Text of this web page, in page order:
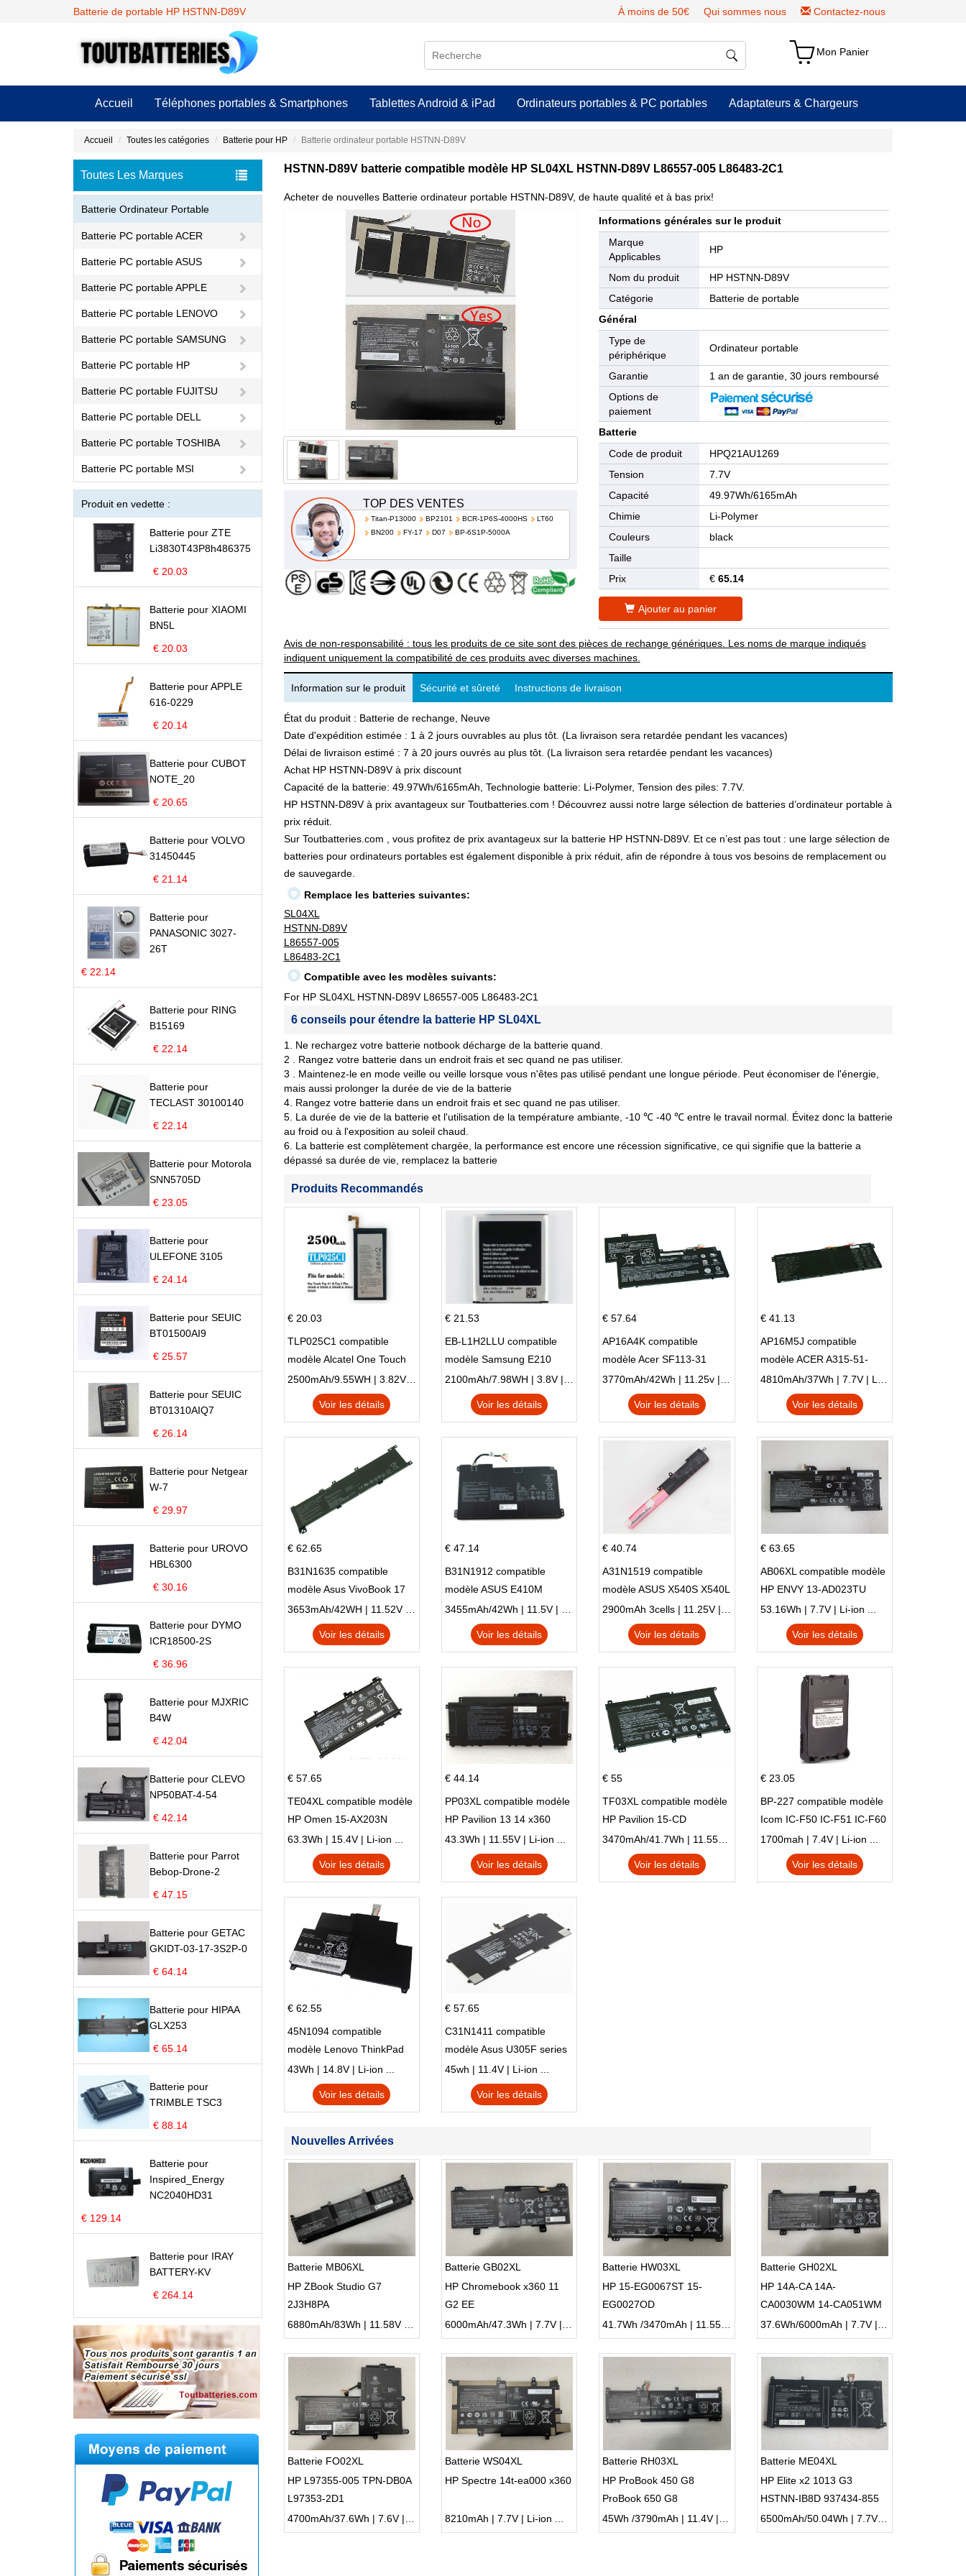
Batterie de portable HP HSTNN-D89V À moins de 50€ Qui sommes nous Contactez-nous
Mon Panier
Accueil Téléphones portables & Smartphones Tablettes Android & iPad Ordinateurs portables & PC portables Adaptateurs & Chargeurs
Accueil Toutes les catégories Batterie pour HP Batterie ordinateur portable HSTNN-D89V
Toutes Les Marques
Batterie Ordinateur Portable
Batterie PC portable ACER
Batterie PC portable ASUS
Batterie PC portable APPLE
Batterie PC portable LENOVO
Batterie PC portable SAMSUNG
Batterie PC portable HP
Batterie PC portable FUJITSU
Batterie PC portable DELL
Batterie PC portable TOSHIBA
Batterie PC portable MSI
Produit en vedette :
Batterie pour ZTE
Li3830T43P8h486375
€ 20.03
Batterie pour XIAOMI
BN5L
€ 20.03
Batterie pour APPLE
616-0229
€ 20.14
Batterie pour CUBOT
NOTE_20
€ 20.65
Batterie pour VOLVO
31450445
€ 21.14
Batterie pour
PANASONIC 3027-
26T
€ 22.14
Batterie pour RING
B15169
€ 22.14
Batterie pour
TECLAST 30100140
€ 22.14
Batterie pour Motorola
SNN5705D
€ 23.05
Batterie pour
ULEFONE 3105
€ 24.14
Batterie pour SEUIC
BT01500AI9
€ 25.57
Batterie pour SEUIC
BT01310AIQ7
€ 26.14
Batterie pour Netgear
W-7
€ 29.97
Batterie pour UROVO
HBL6300
€ 30.16
Batterie pour DYMO
ICR18500-2S
€ 36.96
Batterie pour MJXRIC
B4W
€ 42.04
Batterie pour CLEVO
NP50BAT-4-54
€ 42.14
Batterie pour Parrot
Bebop-Drone-2
€ 47.15
Batterie pour GETAC
GKIDT-03-17-3S2P-0
€ 64.14
Batterie pour HIPAA
GLX253
€ 65.14
Batterie pour
TRIMBLE TSC3
€ 88.14
Batterie pour
Inspired_Energy
NC2040HD31
€ 129.14
Batterie pour IRAY
BATTERY-KV
€ 264.14
HSTNN-D89V batterie compatible modèle HP SL04XL HSTNN-D89V L86557-005 L86483-2C1
Acheter de nouvelles Batterie ordinateur portable HSTNN-D89V, de haute qualité et à bas prix!
TOP DES VENTES
Titan-P13000 BP2101 BCR-1P6S-4000HS
LT60
BN200
FY-17 D07 BP-6S1P-5000A
Informations générales sur le produit
Marque
Applicables
HP
Nom du produit
HP HSTNN-D89V
Catégorie
Batterie de portable
Général
Type de
périphérique
Ordinateur portable
Garantie
1 an de garantie, 30 jours remboursé
Options de
paiement
Batterie
Code de produit
HPQ21AU1269
Tension
7.7V
Capacité
49.97Wh/6165mAh
Chimie
Li-Polymer
Couleurs
black
Taille
Prix
€65.14
Ajouter au panier
Avis de non-responsabilité : tous les produits de ce site sont des pièces de rechange génériques. Les noms de marque indiqués
indiquent uniquement la compatibilité de ces produits avec diverses machines.
Information sur le produit Sécurité et sûreté Instructions de livraison
État du produit : Batterie de rechange, Neuve
Date d'expédition estimée : 1 à 2 jours ouvrables au plus tôt. (La livraison sera retardée pendant les vacances)
Délai de livraison estimé : 7 à 20 jours ouvrés au plus tôt. (La livraison sera retardée pendant les vacances)
Achat HP HSTNN-D89V à prix discount
Capacité de la batterie: 49.97Wh/6165mAh, Technologie batterie: Li-Polymer, Tension des piles: 7.7V.
HP HSTNN-D89V à prix avantageux sur Toutbatteries.com ! Découvrez aussi notre large sélection de batteries d’ordinateur portable à
prix réduit.
Sur Toutbatteries.com , vous profitez de prix avantageux sur la batterie HP HSTNN-D89V. Et ce n’est pas tout : une large sélection de
batteries pour ordinateurs portables est également disponible à prix réduit, afin de répondre à tous vos besoins de remplacement ou
de sauvegarde.
Remplace les batteries suivantes:
SL04XL
HSTNN-D89V
L86557-005
L86483-2C1
Compatible avec les modèles suivants:
For HP SL04XL HSTNN-D89V L86557-005 L86483-2C1
6 conseils pour étendre la batterie HP SL04XL
1. Ne rechargez votre batterie notbook décharge de la batterie quand.
2 . Rangez votre batterie dans un endroit frais et sec quand ne pas utiliser.
3 . Maintenez-le en mode veille ou veille lorsque vous n'êtes pas utilisé pendant une longue période. Peut économiser de l'énergie,
mais aussi prolonger la durée de vie de la batterie
4. Rangez votre batterie dans un endroit frais et sec quand ne pas utiliser.
5. La durée de vie de la batterie et l'utilisation de la température ambiante, -10 ℃ -40 ℃ entre le travail normal. Évitez donc la batterie
au froid ou à l'exposition au soleil chaud.
6. La batterie est complètement chargée, la performance est encore une récession significative, ce qui signifie que la batterie a
dépassé sa durée de vie, remplacez la batterie
Produits Recommandés
€ 20.03
TLP025C1 compatible
modèle Alcatel One Touch
Pop 4 Plus OT-5056D
2500mAh/9.55WH | 3.82V | Li-ion ...
Voir les détails
€ 21.53
EB-L1H2LLU compatible
modèle Samsung E210
E210K i939
Voir les détails
€ 57.64
AP16A4K compatible
modèle Acer SF113-31
AO1-132 NE132
Voir les détails
€ 41.13
AP16M5J compatible
modèle ACER A315-51-
51SL N17Q1 SERIES
Voir les détails
€ 62.65
B31N1635 compatible
modèle Asus VivoBook 17
X705NC X705UA X705UV
X705UN X705UD
Voir les détails
€ 47.14
B31N1912 compatible
modèle ASUS E410M
E410MA L410MA
Voir les détails
€ 40.74
A31N1519 compatible
modèle ASUS X540S X540L
X540LA-SI302 X540SA
X540S
Voir les détails
€ 63.65
AB06XL compatible modèle
HP ENVY 13-AD023TU
HSTNN-DB8C 921438-855
TPN-I128
53.16Wh | 7.7V | Li-ion ...
Voir les détails
€ 57.65
TE04XL compatible modèle
HP Omen 15-AX203N
Omen 15 Series Pavilion 15
Series
63.3Wh | 15.4V | Li-ion ...
Voir les détails
€ 44.14
PP03XL compatible modèle
HP Pavilion 13 14 x360
L83388-AC1 L83388-421
HSTNN-LB8S M01118-421
M01144-005 13-BB 14-DV
43.3Wh | 11.55V | Li-ion ...
Voir les détails
€ 55
TF03XL compatible modèle
HP Pavilion 15-CD
Voir les détails
€ 23.05
BP-227 compatible modèle
Icom IC-F50 IC-F51 IC-F60
IC-F61 IC-M87
1700mah | 7.4V | Li-ion ...
Voir les détails
€ 62.55
45N1094 compatible
modèle Lenovo ThinkPad
Edge S230u Twist
43Wh | 14.8V | Li-ion ...
Voir les détails
€ 57.65
C31N1411 compatible
modèle Asus U305F series
45wh | 11.4V | Li-ion ...
Voir les détails
Nouvelles Arrivées
Batterie MB06XL
HP ZBook Studio G7
2J3H8PA
Batterie GB02XL
HP Chromebook x360 11
G2 EE
Batterie HW03XL
HP 15-EG0067ST 15-
EG0027OD
Batterie GH02XL
HP 14A-CA 14A-
CA0030WM 14-CA051WM
Batterie FO02XL
HP L97355-005 TPN-DB0A
L97353-2D1
Batterie WS04XL
HP Spectre 14t-ea000 x360
8210mAh | 7.7V | Li-ion ...
Batterie RH03XL
HP ProBook 450 G8
ProBook 650 G8
Batterie ME04XL
HP Elite x2 1013 G3
HSTNN-IB8D 937434-855
937519-1C1
6500mAh/50.04Wh | 7.7V | Li-ion ...